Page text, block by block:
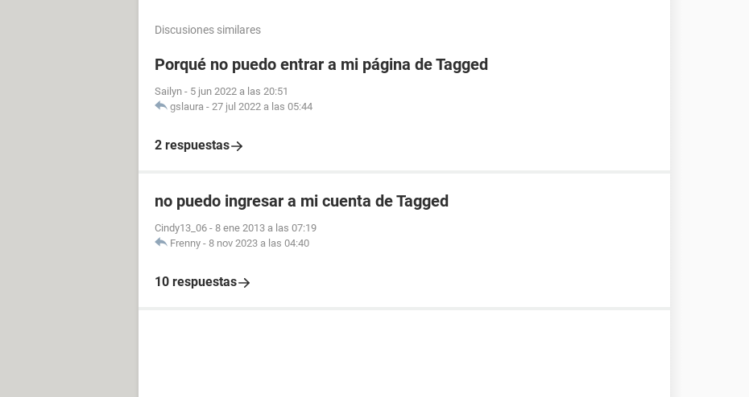
Discusiones similares
Porqué no puedo entrar a mi página de Tagged
Sailyn - 5 jun 2022 a las 20:51
gslaura - 27 jul 2022 a las 05:44
2 respuestas
no puedo ingresar a mi cuenta de Tagged
Cindy13_06 - 8 ene 2013 a las 07:19
Frenny - 8 nov 2023 a las 04:40
10 respuestas